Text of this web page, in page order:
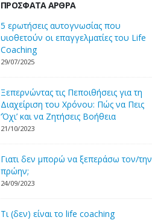
ΠΡΌΣΦΑΤΑ ΆΡΘΡΑ
5 ερωτήσεις αυτογνωσίας που
υιοθετούν οι επαγγελματίες του Life
Coaching
29/07/2025
Ξεπερνώντας τις Πεποιθήσεις για τη
Διαχείριση του Χρόνου: Πώς να Πεις
‘Όχι’ και να Ζητήσεις Βοήθεια
21/10/2023
Γιατι δεν μπορώ να ξεπεράσω τον/την
πρώην;
24/09/2023
Τι (δεν) είναι το life coaching